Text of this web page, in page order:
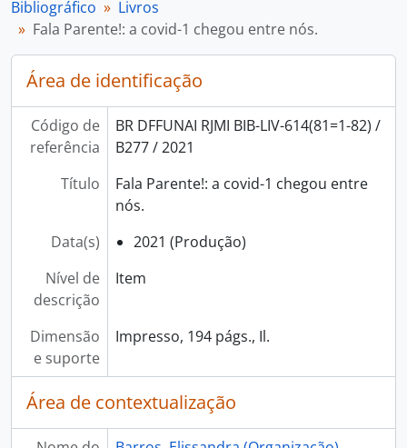
Bibliográfico
Livros
Fala Parente!: a covid-1 chegou entre nós.
Área de identificação
Código de
referência
BR DFFUNAI RJMI BIB-LIV-614(81=1-82) /
B277 / 2021
Título
Fala Parente!: a covid-1 chegou entre
nós.
Data(s)
2021 (Produção)
Nível de
descrição
Item
Dimensão
e suporte
Impresso, 194 págs., Il.
Área de contextualização